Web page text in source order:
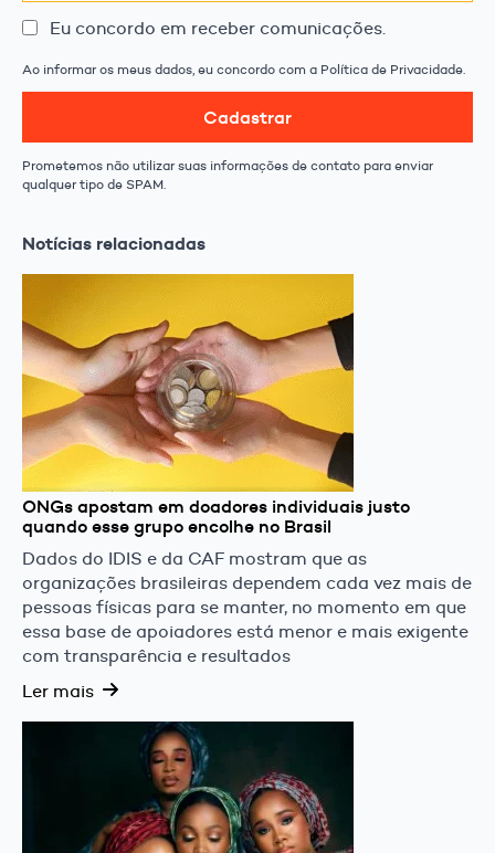
Eu concordo em receber comunicações.
Ao informar os meus dados, eu concordo com a Política de Privacidade.
Cadastrar
Prometemos não utilizar suas informações de contato para enviar
qualquer tipo de SPAM.
Notícias relacionadas
ONGs apostam em doadores individuais justo
quando esse grupo encolhe no Brasil
Dados do IDIS e da CAF mostram que as
organizações brasileiras dependem cada vez mais de
pessoas físicas para se manter, no momento em que
essa base de apoiadores está menor e mais exigente
com transparência e resultados
Ler mais